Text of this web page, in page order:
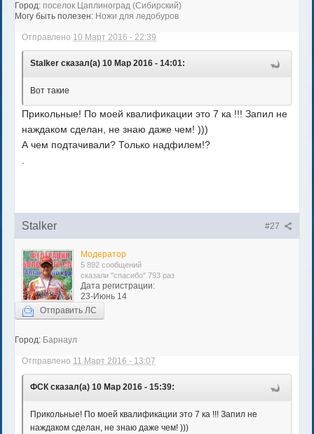
Город: поселок Цаплиноград (Сибирский)
Могу быть полезен: Ножи для ледобуров
Отправлено 10 Март 2016 - 22:39
Stalker сказал(а) 10 Мар 2016 - 14:01:
Вот такие
Прикольные! По моей квалификации это 7 ка !!! Запил не
наждаком сделан, не знаю даже чем! )))
А чем подтачивали? Только надфилем!?
.
#27
Stalker
Модератор
5 892 сообщений
сказали "спасибо" 793 раз
Дата регистрации:
23-Июнь 14
Отправить ЛС
Город: Барнаул
Отправлено 11 Март 2016 - 13:07
ФСК сказал(а) 10 Мар 2016 - 15:39:
Прикольные! По моей квалификации это 7 ка !!! Запил не
наждаком сделан, не знаю даже чем! )))